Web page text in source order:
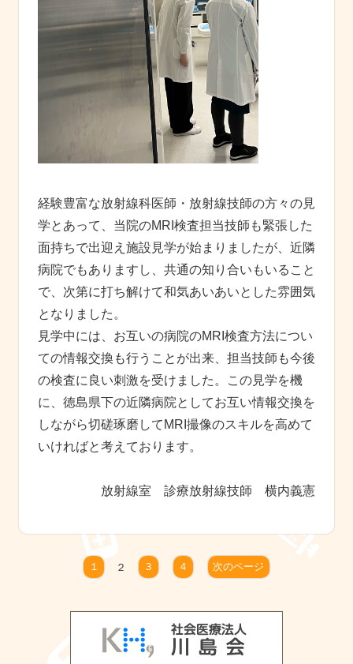
経験豊富な放射線科医師・放射線技師の方々の見
学とあって、当院のMRI検査担当技師も緊張した
面持ちで出迎え施設見学が始まりましたが、近隣
病院でもありますし、共通の知り合いもいること
で、次第に打ち解けて和気あいあいとした雰囲気
となりました。
見学中には、お互いの病院のMRI検査方法につい
ての情報交換も行うことが出来、担当技師も今後
の検査に良い刺激を受けました。この見学を機
に、徳島県下の近隣病院としてお互い情報交換を
しながら切磋琢磨してMRI撮像のスキルを高めて
いければと考えております。
放射線室 診療放射線技師 横内義憲
１ ２ ３ ４ 次のページ